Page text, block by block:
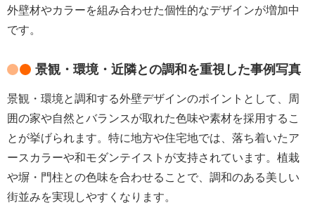
外壁材やカラーを組み合わせた個性的なデザインが増加中
です。
景観・環境・近隣との調和を重視した事例写真
景観・環境と調和する外壁デザインのポイントとして、周
囲の家や自然とバランスが取れた色味や素材を採用するこ
とが挙げられます。特に地方や住宅地では、落ち着いたア
ースカラーや和モダンテイストが支持されています。植栽
や塀・門柱との色味を合わせることで、調和のある美しい
街並みを実現しやすくなります。